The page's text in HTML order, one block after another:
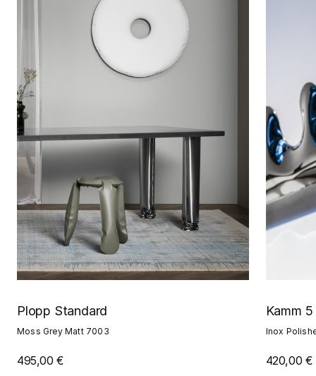
Plopp Standard
Moss Grey Matt 7003
495,00 €
Kamm 5
Inox
420,00 €